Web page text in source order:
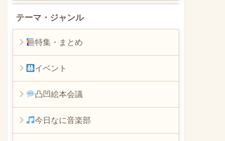
テーマ・ジャンル
特集・まとめ
イベント
凸凹絵本会議
今日なに音楽部